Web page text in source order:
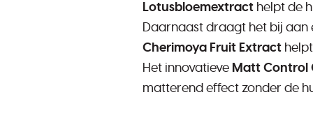
Lotusbloemextract helpt de
Daarnaast draagt het bij aan
Cherimoya Fruit Extract
Het innovatieve Matt Control
matterend effect zonder de